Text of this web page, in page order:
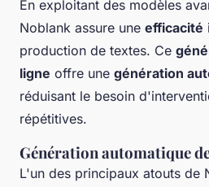
En exploitant des modèles
Noblank assure une efficacité
production de textes. Ce
ligne offre une génération
réduisant le besoin
répétitives.
Génération automatique
L'un des principaux atouts de